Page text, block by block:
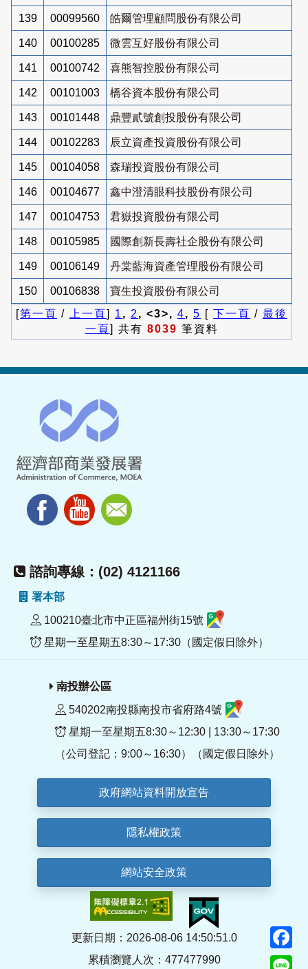
139 00099560 皓爾管理顧問股份有限公司
140 00100285 微雲互好股份有限公司
141 00100742 喜熊智控股份有限公司
142 00101003 橋谷資本股份有限公司
143 00101448 鼎豐貳號創投股份有限公司
144 00102283 辰立資產投資股份有限公司
145 00104058 森瑞投資股份有限公司
146 00104677 鑫中澄清眼科技股份有限公司
147 00104753 君嶽投資股份有限公司
148 00105985 國際創新長壽社企股份有限公司
149 00106149 丹棠藍海資產管理股份有限公司
150 00106838
寶生投資股份有限公司
[第一頁 / 上一頁] 1 , 2 , <3>, 4, 5 [ 下一頁 / 最後
一頁] 共有 8039 筆資料
諮詢專線：(02) 4121166
署本部
100210臺北市中正區福州街15號
星期一至星期五8:30～17:30（國定假日除外）
南投辦公區
540202南投縣南投市省府路4號
星期一至星期五8:30～12:30 | 13:30～17:30
（公司登記：9:00～16:30）（國定假日除外）
政府網站資料開放宣告
隱私權政策
網站安全政策
更新日期：2026-08-06 14:50:51.0
累積瀏覽人次：477477990